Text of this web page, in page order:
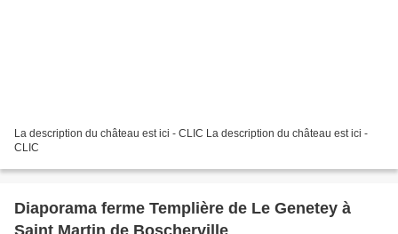
La description du château est ici - CLIC La description du château est ici -
CLIC
Diaporama ferme Templière de Le Genetey à
Saint Martin de Boscherville